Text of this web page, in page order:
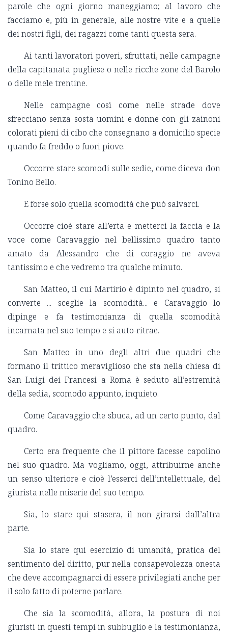
parole che ogni giorno maneggiamo; al lavoro che
facciamo e, più in generale, alle nostre vite e a quelle
dei nostri figli, dei ragazzi come tanti questa sera.
Ai tanti lavoratori poveri, sfruttati, nelle campagne
della capitanata pugliese o nelle ricche zone del Barolo
o delle mele trentine.
Nelle campagne così come nelle strade dove
sfrecciano senza sosta uomini e donne con gli zainoni
colorati pieni di cibo che consegnano a domicilio specie
quando fa freddo o fuori piove.
Occorre stare scomodi sulle sedie, come diceva don
Tonino Bello.
E forse solo quella scomodità che può salvarci.
Occorre cioè stare all’erta e metterci la faccia e la
voce come Caravaggio nel bellissimo quadro tanto
amato da Alessandro che di coraggio ne aveva
tantissimo e che vedremo tra qualche minuto.
San Matteo, il cui Martirio è dipinto nel quadro, si
converte ... sceglie la scomodità... e Caravaggio lo
dipinge e fa testimonianza di quella scomodità
incarnata nel suo tempo e si auto-ritrae.
San Matteo in uno degli altri due quadri che
formano il trittico meraviglioso che sta nella chiesa di
San Luigi dei Francesi a Roma è seduto all’estremità
della sedia, scomodo appunto, inquieto.
Come Caravaggio che sbuca, ad un certo punto, dal
quadro.
Certo era frequente che il pittore facesse capolino
nel suo quadro. Ma vogliamo, oggi, attribuirne anche
un senso ulteriore e cioè l’esserci dell’intellettuale, del
giurista nelle miserie del suo tempo.
Sia, lo stare qui stasera, il non girarsi dall’altra
parte.
Sia lo stare qui esercizio di umanità, pratica del
sentimento del diritto, pur nella consapevolezza onesta
che deve accompagnarci di essere privilegiati anche per
il solo fatto di poterne parlare.
Che sia la scomodità, allora, la postura di noi
giuristi in questi tempi in subbuglio e la testimonianza,